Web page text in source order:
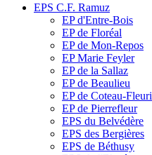
EPS C.F. Ramuz
EP d'Entre-Bois
EP de Floréal
EP de Mon-Repos
EP Marie Feyler
EP de la Sallaz
EP de Beaulieu
EP de Coteau-Fleuri
EP de Pierrefleur
EPS du Belvédère
EPS des Bergières
EPS de Béthusy